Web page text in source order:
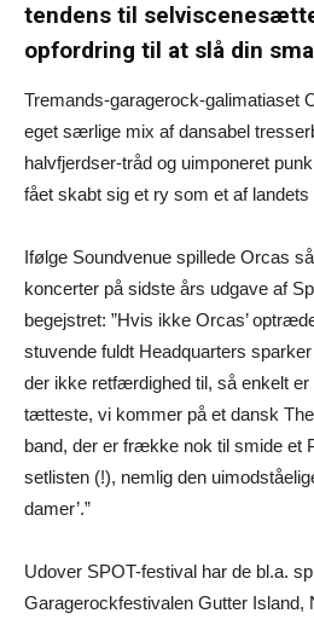
tendens til
opfordring til at slå din
Tremands-garagerock-galimatiaset
eget særlige mix af dansabel
halvfjerdser-tråd og uimponeret
fået skabt sig et ry som et af
Ifølge Soundvenue spillede Orcas
koncerter på sidste års udgave af
begejstret: ”Hvis ikke Orcas’
stuvende fuldt Headquarters
der ikke retfærdighed til, så enkelt
tætteste, vi kommer på et dansk
band, der er frække nok til smide et
setlisten (!), nemlig den
damer’.”
Udover SPOT-festival har de bl.a.
Garagerockfestivalen Gutter Island,